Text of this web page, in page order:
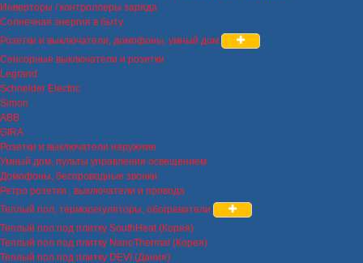
Инверторы / контроллеры заряда
Солнечная энергия в быту
Розетки и выключатели, домофоны, умный дом
Сенсорные выключатели и розетки
Legrand
Schneider Electric
Simon
ABB
GIRA
Розетки и выключатели наружние
Умный дом, пульты управления освещением
Домофоны, беспроводные звонки
Ретро розетки , выключатели и провода
Теплый пол, терморегуляторы, обогреватели
Теплый пол под плитку SouthHeat (Корея)
Теплый пол под плитку NanoThermal (Корея)
Теплый пол под плитку DEVI (Дания)